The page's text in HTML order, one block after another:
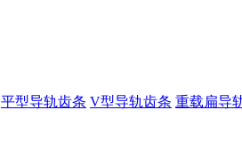
平型导轨齿条 V型导轨齿条 重载扁导